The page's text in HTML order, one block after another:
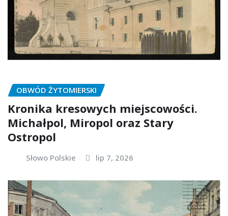
OBWÓD ŻYTOMIERSKI
Kronika kresowych miejscowości.
Michałpol, Miropol oraz Stary
Ostropol
Słowo Polskie lip 7, 2026